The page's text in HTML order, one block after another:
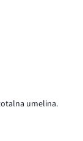
umelina.